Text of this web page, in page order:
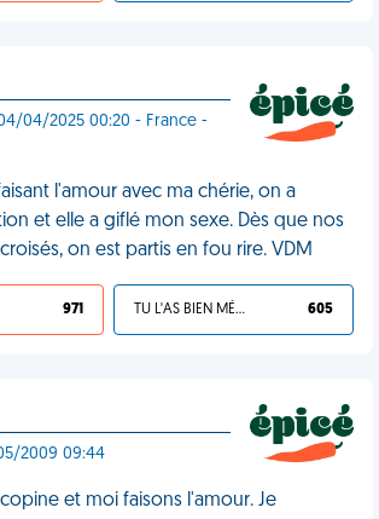
04/2025 00:20 - France -
l'amour avec ma chérie, on a
et elle a giflé mon sexe. Dès que nos
on est partis en fou rire. VDM
971 TU L'AS BIEN MÉRITÉ 605
2009 09:44
et moi faisons l'amour. Je